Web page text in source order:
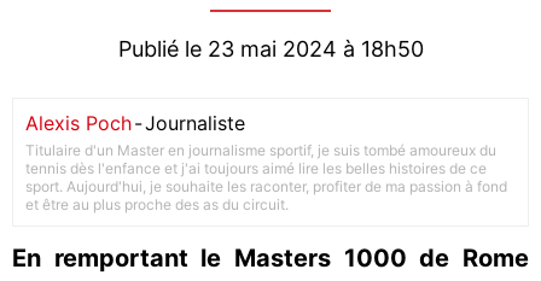
Publié le 23 mai 2024 à 18h50
Alexis Poch-Journaliste
Titulaire d'un Master en journalisme sportif, je suis tombé amoureux du
tennis dès l'enfance et j'ai toujours aimé lire les belles histoires de ce
sport. Aujourd'hui, je souhaite les raconter, profiter de ma passion à fond
et être au plus proche des as du circuit.
En remportant le Masters 1000 de Rome